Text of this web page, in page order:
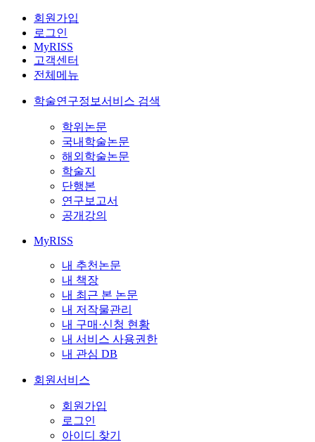
회원가입
로그인
MyRISS
고객센터
전체메뉴
학술연구정보서비스 검색
학위논문
국내학술논문
해외학술논문
학술지
단행본
연구보고서
공개강의
MyRISS
내 추천논문
내 책장
내 최근 본 논문
내 저작물관리
내 구매·신청 현황
내 서비스 사용권한
내 관심 DB
회원서비스
회원가입
로그인
아이디 찾기